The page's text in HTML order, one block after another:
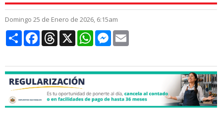
Domingo 25 de Enero de 2026, 6:15am
CompartirFacebookThreads
X WhatsAppMessenger